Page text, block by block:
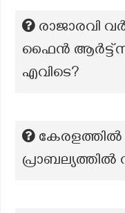
രാജാരവി
ഫൈൻ ആർട്ട്സ്
എവിടെ?
കേരളത്തിൽ
പ്രാബല്യത്തിൽ